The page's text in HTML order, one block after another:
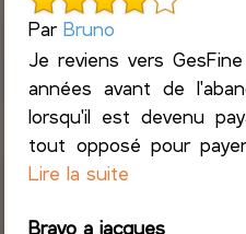
ParBruno
Je reviens vers
années avant de
lorsqu'il est devenu
tout opposé pour
Lire la suite
Bravo a jacques